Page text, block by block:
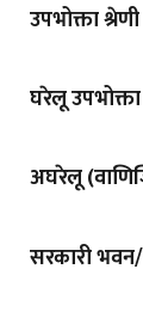
उपभोक्ता
घरेलू उपभोक्ता
अघरेलू
सरकारी